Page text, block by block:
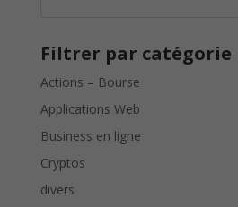
Filtrer par catégorie
Actions – Bourse
Applications Web
Business en ligne
Cryptos
divers